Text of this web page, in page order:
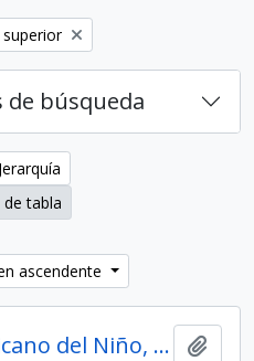
de búsqueda
Jerarquía
de tabla
ascendente
Instituto Interamericano del Niño, la Niña y Adolescentes